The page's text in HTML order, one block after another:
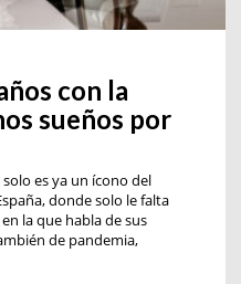
con la
sueños por
es ya un ícono del
donde solo le falta
la que habla de sus
de pandemia,